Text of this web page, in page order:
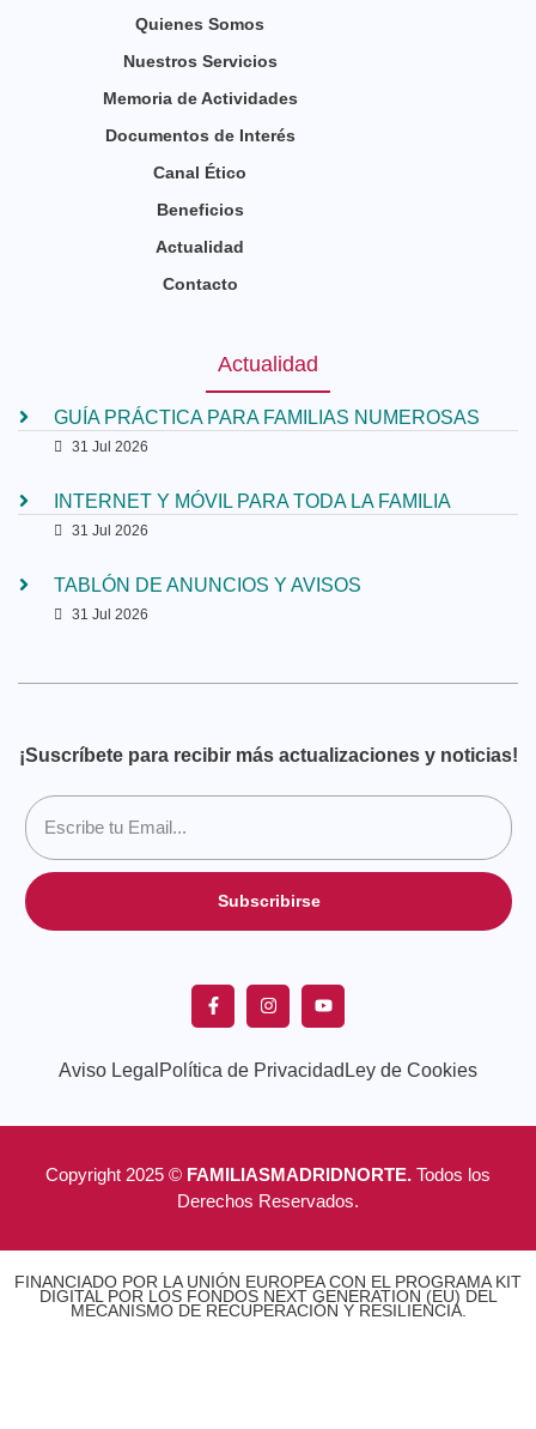
Quienes Somos
Nuestros Servicios
Memoria de Actividades
Documentos de Interés
Canal Ético
Beneficios
Actualidad
Contacto
Actualidad
GUÍA PRÁCTICA PARA FAMILIAS NUMEROSAS
31 Jul 2026
INTERNET Y MÓVIL PARA TODA LA FAMILIA
31 Jul 2026
TABLÓN DE ANUNCIOS Y AVISOS
31 Jul 2026
¡Suscríbete para recibir más actualizaciones y noticias!
Subscribirse
Aviso Legal Política de Privacidad Ley de Cookies
Copyright 2025 © FAMILIASMADRIDNORTE. Todos los
Derechos Reservados.
FINANCIADO POR LA UNIÓN EUROPEA CON EL PROGRAMA KIT
DIGITAL POR LOS FONDOS NEXT GENERATION (EU) DEL
MECANISMO DE RECUPERACIÓN Y RESILIENCIA.